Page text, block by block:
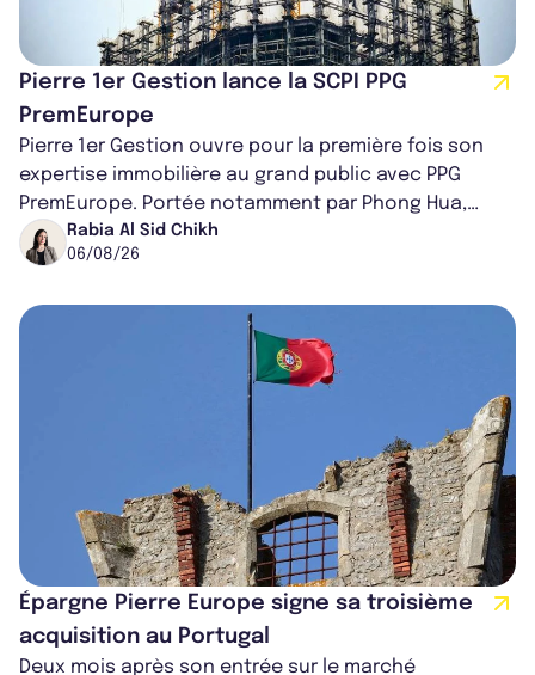
Pierre 1er Gestion lance la SCPI PPG
PremEurope
Pierre 1er Gestion ouvre pour la première fois son
expertise immobilière au grand public avec PPG
PremEurope. Portée notamment par Phong Hua,
ancien directeur des investissements d...
Rabia Al Sid Chikh
06/08/26
Épargne Pierre Europe signe sa troisième
acquisition au Portugal
Deux mois après son entrée sur le marché